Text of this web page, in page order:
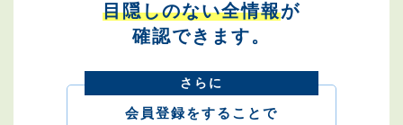
目隠しのない全情報が
確認できます。
さらに
会員登録をすることで